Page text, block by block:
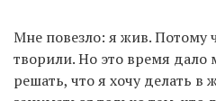
Мне повезло: я жив. Потому
творили. Но это время дало
решать, что я хочу делать в